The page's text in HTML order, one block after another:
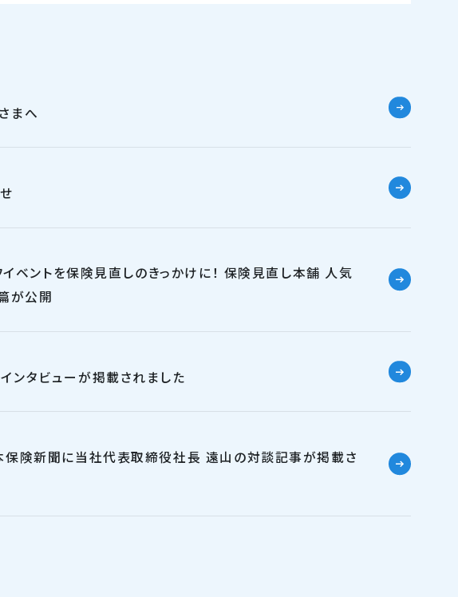
まへ
イベントを保険見直しのきっかけに！ 保険見直し本舗 人気
が公開
ンタビューが掲載されました
保険新聞に当社代表取締役社長 遠山の対談記事が掲載さ